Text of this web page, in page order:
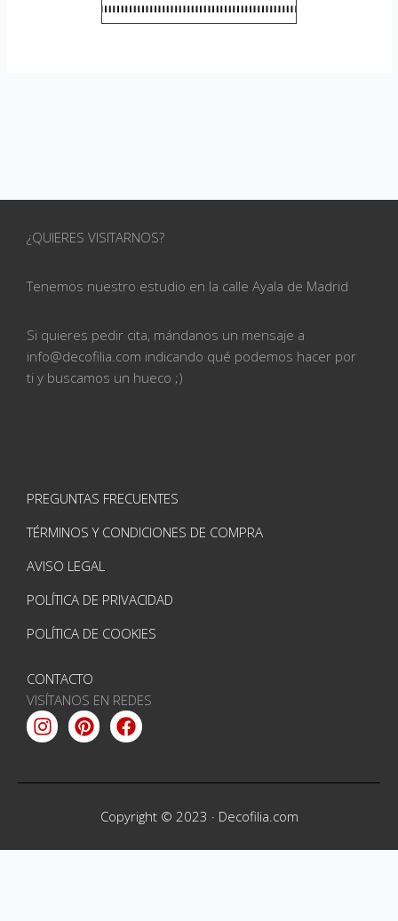
¿QUIERES VISITARNOS?
Tenemos nuestro estudio en la calle Ayala de Madrid
Si quieres pedir cita, mándanos un mensaje a
info@decofilia.com indicando qué podemos hacer por
ti y buscamos un hueco ;)
PREGUNTAS FRECUENTES
TÉRMINOS Y CONDICIONES DE COMPRA
AVISO LEGAL
POLÍTICA DE PRIVACIDAD
POLÍTICA DE COOKIES
CONTACTO
VISÍTANOS EN REDES
Instagram
PinterestFacebook
Copyright © 2023 · Decofilia.com